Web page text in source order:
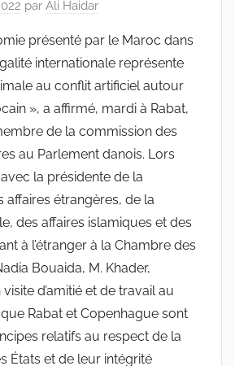
par Ali Haidar
présenté par le Maroc dans
internationale représente
au conflit artificiel autour
», a affirmé, mardi à Rabat,
de la commission des
au Parlement danois. Lors
la présidente de la
affaires étrangères, de la
des affaires islamiques et des
à l’étranger à la Chambre des
Bouaida, M. Khader,
d’amitié et de travail au
Rabat et Copenhague sont
relatifs au respect de la
États et de leur intégrité